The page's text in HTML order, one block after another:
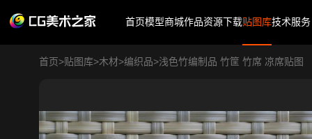
首页模型商城作品资源下载贴图库技术服务
首页>贴图库>木材>编织品>浅色竹编制品 竹筐 竹席 凉席贴图